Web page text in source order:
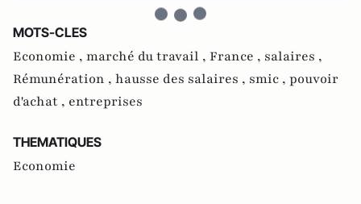
MOTS-CLES
Economie , marché du travail , France , salaires ,
Rémunération , hausse des salaires , smic , pouvoir
d'achat , entreprises
THEMATIQUES
Economie